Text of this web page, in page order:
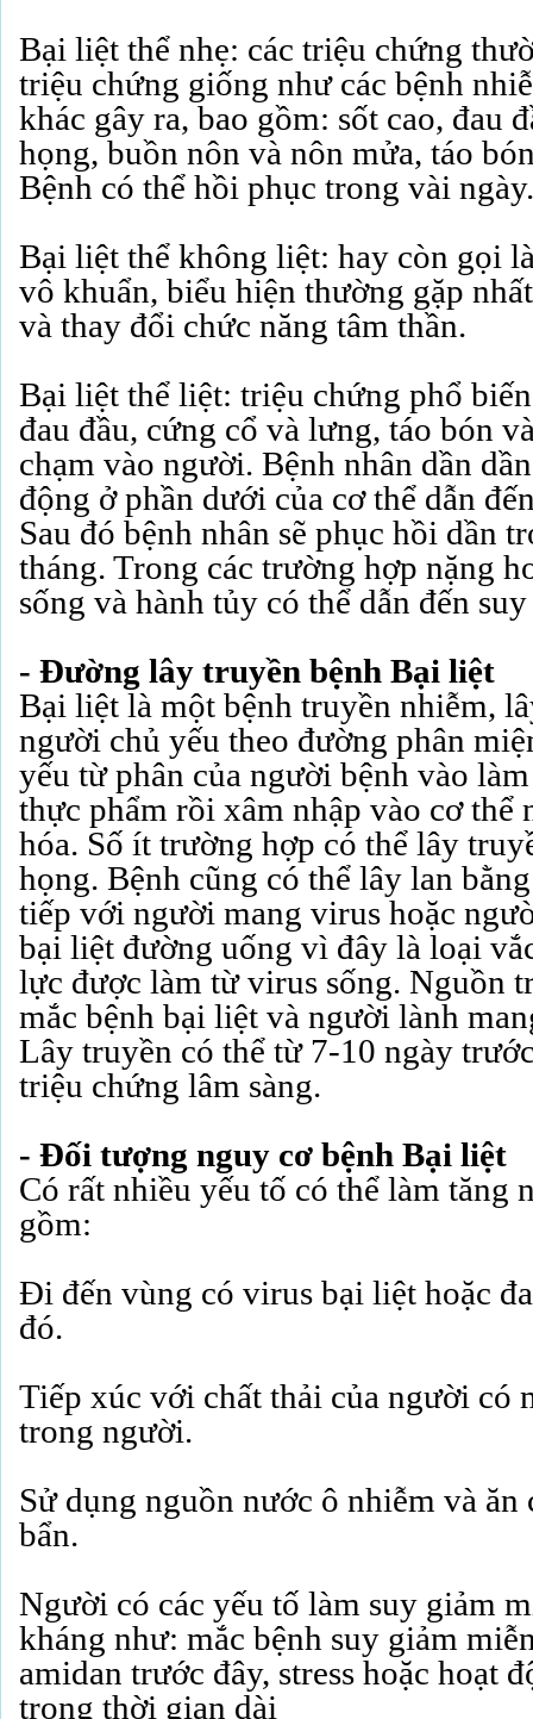
Bại liệt thể nhẹ: các triệu chứng
triệu chứng giống như các bệnh
khác gây ra, bao gồm: sốt cao, đau
họng, buồn nôn và nôn mửa, táo
Bệnh có thể hồi phục trong vài ngày.
Bại liệt thể không liệt: hay còn gọi
vô khuẩn, biểu hiện thường gặp
và thay đổi chức năng tâm thần.
Bại liệt thể liệt: triệu chứng phổ
đau đầu, cứng cổ và lưng, táo bón
chạm vào người. Bệnh nhân dần
động ở phần dưới của cơ thể dẫn
Sau đó bệnh nhân sẽ phục hồi dần
tháng. Trong các trường hợp nặng
sống và hành tủy có thể dẫn đến
- Đường lây truyền bệnh Bại liệt
Bại liệt là một bệnh truyền nhiễm,
người chủ yếu theo đường phân
yếu từ phân của người bệnh vào
thực phẩm rồi xâm nhập vào cơ thể
hóa. Số ít trường hợp có thể lây
họng. Bệnh cũng có thể lây lan
tiếp với người mang virus hoặc
bại liệt đường uống vì đây là loại
lực được làm từ virus sống. Nguồn
mắc bệnh bại liệt và người lành
Lây truyền có thể từ 7-10 ngày
triệu chứng lâm sàng.
- Đối tượng nguy cơ bệnh Bại liệt
Có rất nhiều yếu tố có thể làm tăng
gồm:
Đi đến vùng có virus bại liệt hoặc
đó.
Tiếp xúc với chất thải của người có
trong người.
Sử dụng nguồn nước ô nhiễm và ăn
bẩn.
Người có các yếu tố làm suy giảm
kháng như: mắc bệnh suy giảm
amidan trước đây, stress hoặc hoạt
trong thời gian dài